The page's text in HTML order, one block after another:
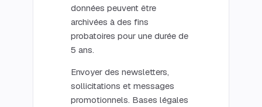
données peuvent être
archivées à des fins
probatoires pour une durée de
5 ans.
Envoyer des newsletters,
sollicitations et messages
promotionnels. Bases légales